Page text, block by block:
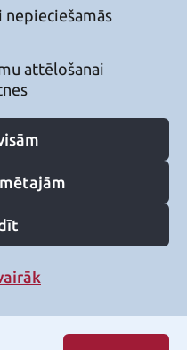
nepieciešamās
attēlošanai